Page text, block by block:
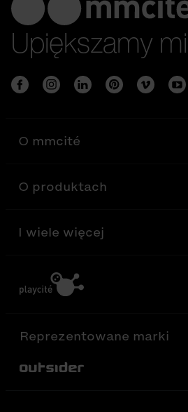
Upiększamy
O mmcité
O produktach
I wiele więcej
Reprezentowane marki
Out-Sider